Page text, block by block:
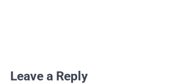
Leave a Reply